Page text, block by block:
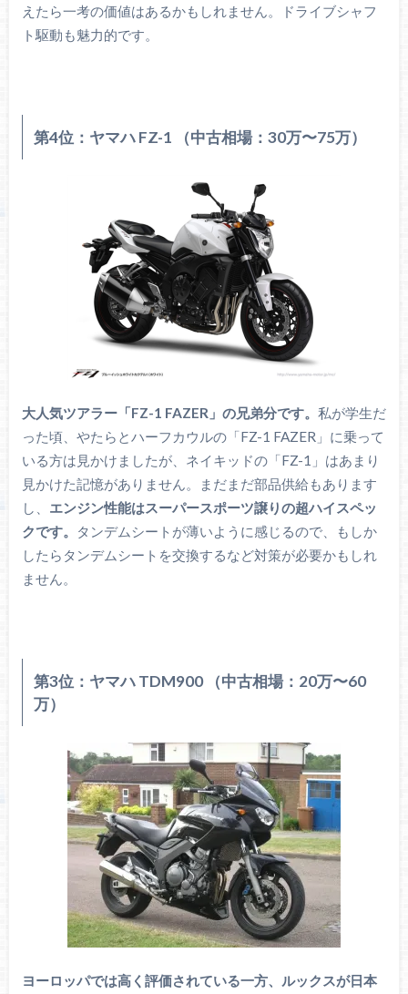
えたら一考の価値はあるかもしれません。ドライブシャフ
ト駆動も魅力的です。
第4位：ヤマハ FZ-1 （中古相場：30万〜75万）
大人気ツアラー「FZ-1 FAZER」の兄弟分です。 私が学生だ
った頃、やたらとハーフカウルの「FZ-1 FAZER」に乗って
いる方は見かけましたが、ネイキッドの「FZ-1」はあまり
見かけた記憶がありません。まだまだ部品供給もあります
し、 エンジン性能はスーパースポーツ譲りの超ハイスペッ
クです。
タンデムシートが薄いように感じるので、もしか
したらタンデムシートを交換するなど対策が必要かもしれ
ません。
第3位：ヤマハ TDM900 （中古相場：20万〜60
万）
ヨーロッパでは高く評価されている一方、ルックスが日本